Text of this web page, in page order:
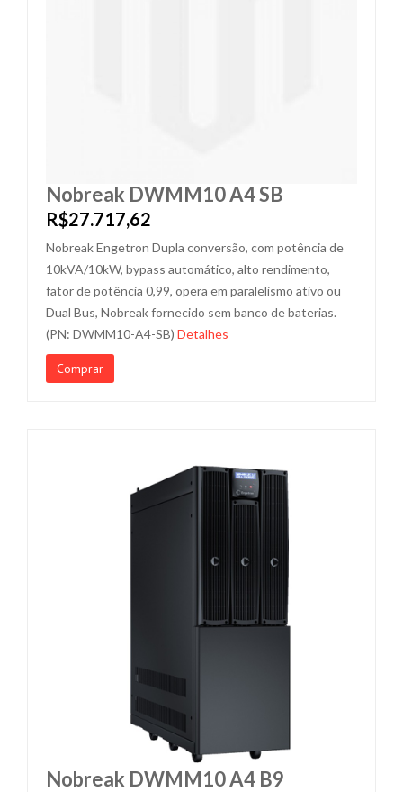
Nobreak DWMM10 A4 SB
R$27.717,62
Nobreak Engetron Dupla conversão, com potência de
10kVA/10kW, bypass automático, alto rendimento,
fator de potência 0,99, opera em paralelismo ativo ou
Dual Bus, Nobreak fornecido sem banco de baterias.
(PN: DWMM10-A4-SB) Detalhes
Comprar
Nobreak DWMM10 A4 B9